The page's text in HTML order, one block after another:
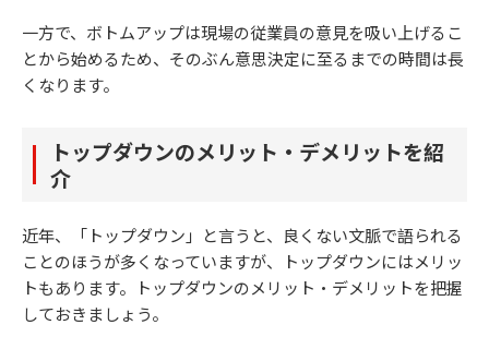
一方で、ボトムアップは現場の従業員の意見を吸い上げるこ
とから始めるため、そのぶん意思決定に至るまでの時間は長
くなります。
トップダウンのメリット・デメリットを紹
介
近年、「トップダウン」と言うと、良くない文脈で語られる
ことのほうが多くなっていますが、トップダウンにはメリッ
トもあります。トップダウンのメリット・デメリットを把握
しておきましょう。